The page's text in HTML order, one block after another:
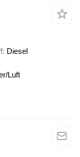
Diesel
Luft